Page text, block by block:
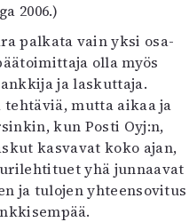
2006.)
palkata vain yksi osa-
olla myös
ja laskuttaja.
mutta aikaa ja
kun Posti Oyj:n,
kasvavat koko ajan,
yhä junnaavat
ja tulojen yhteensovitus